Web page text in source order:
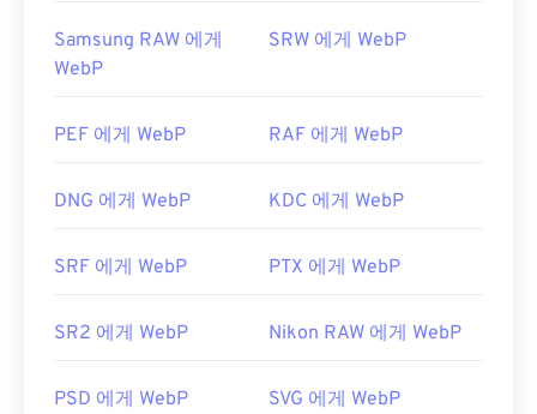
Samsung RAW 에게
WebP
SRW 에게 WebP
PEF 에게 WebP RAF 에게 WebP
DNG 에게 WebP KDC 에게 WebP
SRF 에게 WebP PTX 에게 WebP
SR2 에게 WebP Nikon RAW 에게 WebP
PSD 에게 WebP SVG 에게 WebP